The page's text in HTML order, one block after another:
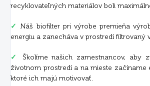
recyklovateľných materiálov boli
✓ Náš biofilter pri výrobe premieňa
energiu a zanecháva v prostredí filtrovaný
✓
Školíme našich zamestnancov, aby
životnom prostredí a na mieste začíname
ktoré ich majú motivovať.